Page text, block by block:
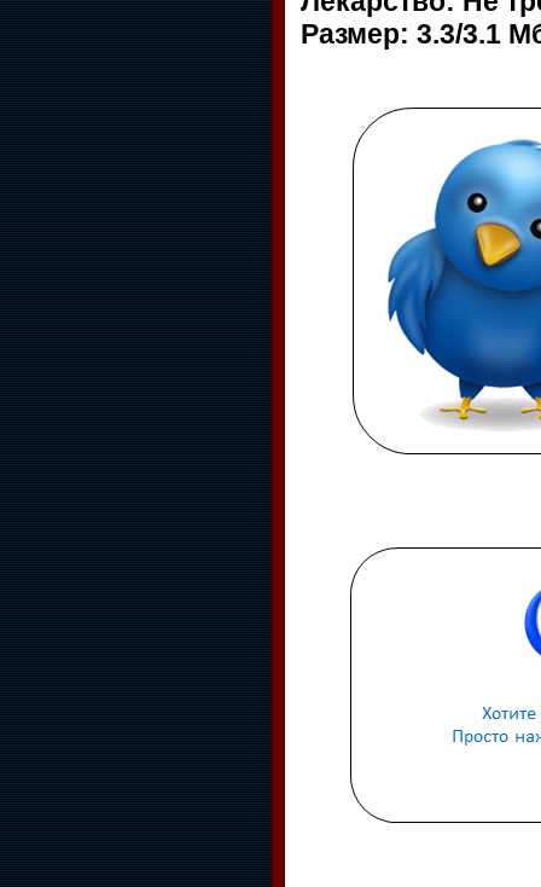
Размер: 3.3/3.1